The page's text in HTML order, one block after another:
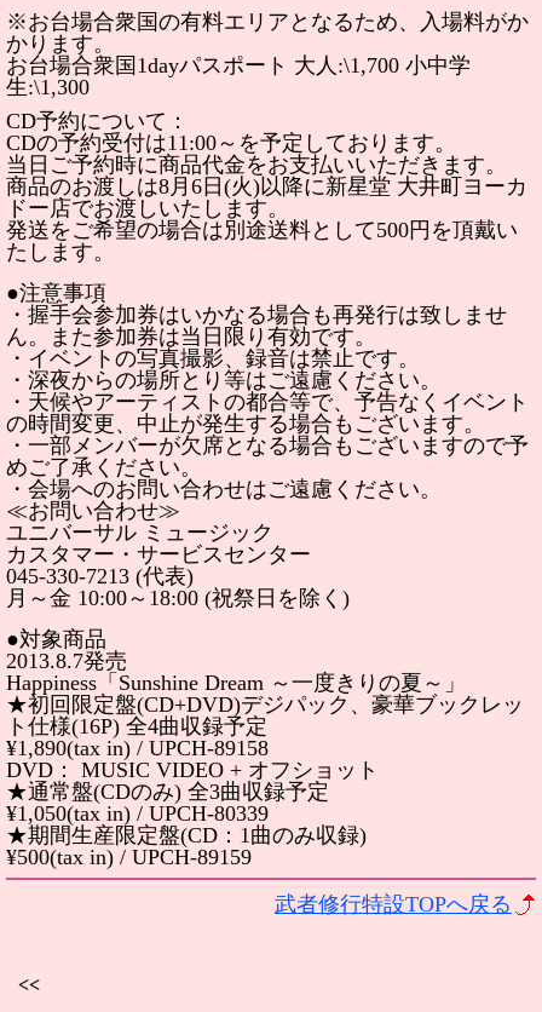
※お台場合衆国の有料エリアとなるため、入場料がか
かります。
お台場合衆国1dayパスポート 大人:\1,700 小中学
生:\1,300
CD予約について：
CDの予約受付は11:00～を予定しております。
当日ご予約時に商品代金をお支払いいただきます。
商品のお渡しは8月6日(火)以降に新星堂 大井町ヨーカ
ドー店でお渡しいたします。
発送をご希望の場合は別途送料として500円を頂戴い
たします。
●注意事項
・握手会参加券はいかなる場合も再発行は致しませ
ん。また参加券は当日限り有効です。
・イベントの写真撮影、録音は禁止です。
・深夜からの場所とり等はご遠慮ください。
・天候やアーティストの都合等で、予告なくイベント
の時間変更、中止が発生する場合もございます。
・一部メンバーが欠席となる場合もございますので予
めご了承ください。
・会場へのお問い合わせはご遠慮ください。
≪お問い合わせ≫
ユニバーサル ミュージック
カスタマー・サービスセンター
045-330-7213 (代表)
月～金 10:00～18:00 (祝祭日を除く)
●対象商品
2013.8.7発売
Happiness「Sunshine Dream ～一度きりの夏～」
★初回限定盤(CD+DVD)デジパック、豪華ブックレッ
ト仕様(16P) 全4曲収録予定
¥1,890(tax in) / UPCH-89158
DVD： MUSIC VIDEO + オフショット
★通常盤(CDのみ) 全3曲収録予定
¥1,050(tax in) / UPCH-80339
★期間生産限定盤(CD：1曲のみ収録)
¥500(tax in) / UPCH-89159
武者修行特設TOPへ戻る
<<